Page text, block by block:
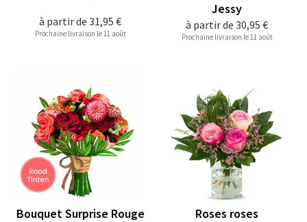
à partir de 31,95 €
Prochaine livraison le 11 août
à partir de 30,95 €
Jessy
Prochaine livraison le 11 août
Bouquet Surprise Rouge
Roses roses